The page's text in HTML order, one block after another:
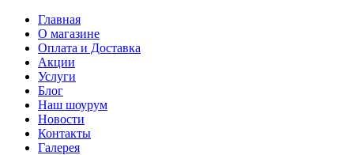
Главная
О магазине
Оплата и Доставка
Акции
Услуги
Блог
Наш шоурум
Новости
Контакты
Галерея